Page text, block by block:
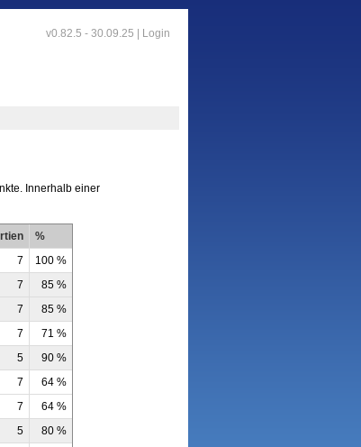
v0.82.5 - 30.09.25 | Login
Innerhalb einer
%
7
100 %
7
85 %
7
85 %
7
71 %
5
90 %
7
64 %
7
64 %
5
80 %